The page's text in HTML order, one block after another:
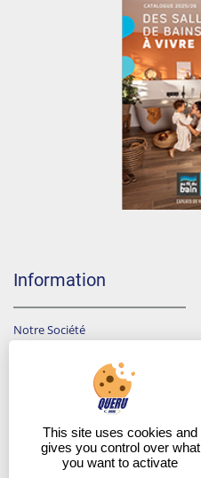
Information
Notre Société
Données Personnelles
A Qui Dois-Je Envoyer Ma Demande De Devis ?
This site uses cookies and
gives you control over what
you want to activate